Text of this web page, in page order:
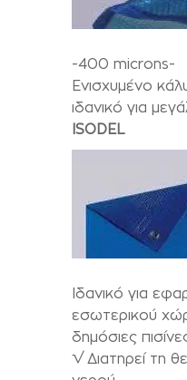
-400 microns-
Ενισχυμένο
ιδανικό για
ISODEL
Ιδανικό για
εσωτερικού
δημόσιες
√ Διατηρεί τη